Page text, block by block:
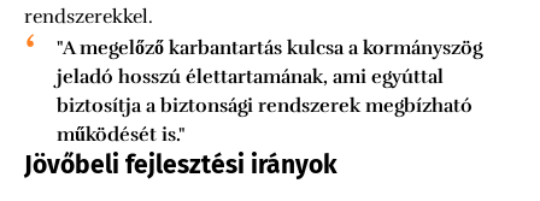
rendszerekkel.
"A megelőző karbantartás kulcsa a kormányszög
jeladó hosszú élettartamának, ami egyúttal
biztosítja a biztonsági rendszerek megbízható
működését is."
Jövőbeli fejlesztési irányok